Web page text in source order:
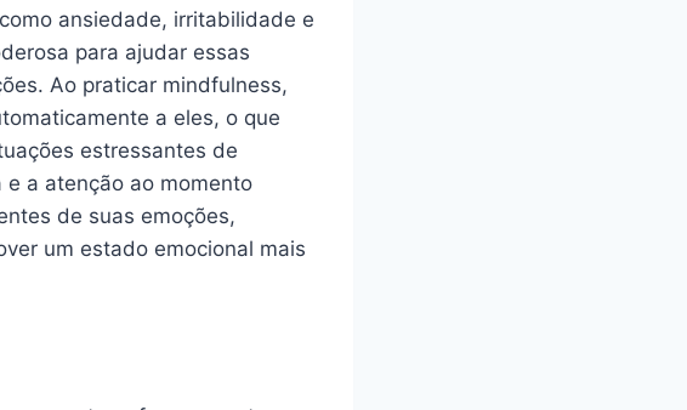
ansiedade, irritabilidade e
para ajudar essas
Ao praticar mindfulness,
a eles, o que
estressantes de
e a atenção ao momento
de suas emoções,
um estado emocional mais